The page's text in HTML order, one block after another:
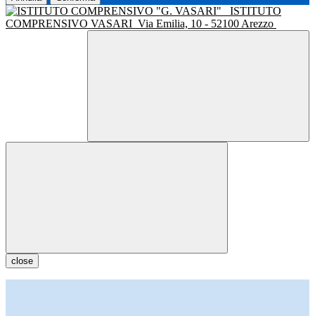
ISTITUTO
COMPRENSIVO VASARI Via Emilia, 10 - 52100 Arezzo
close